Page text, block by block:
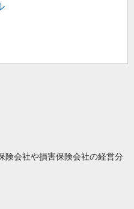
険会社や損害保険会社の経営分